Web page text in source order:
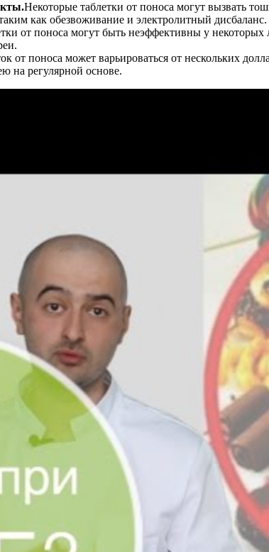
Некоторые таблетки от поноса могут вызвать
как обезвоживание и электролитный дисбаланс.
от поноса могут быть неэффективны у
от поноса может варьироваться от нескольких
на регулярной основе.